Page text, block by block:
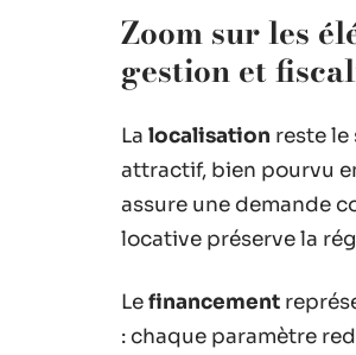
Zoom sur les
gestion et
La localisation reste
attractif, bien pourvu
assure une demande
locative préserve la
Lefinancement
: chaque paramètre